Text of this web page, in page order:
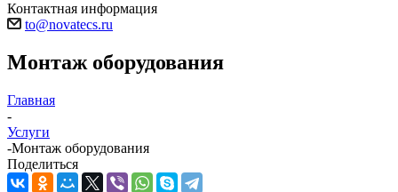
Контактная информация
to@novatecs.ru
Монтаж оборудования
Главная
-
Услуги
-Монтаж оборудования
Поделиться